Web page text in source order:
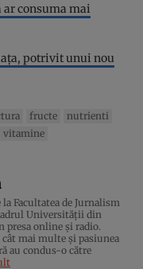
consuma mai
potrivit unui nou
fructe
nutrienti
vitamine
Facultatea de Jurnalism
Universității din
presa online și radio.
mai multe și pasiunea
au condus-o către